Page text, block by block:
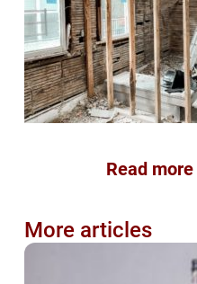
Read
More articles